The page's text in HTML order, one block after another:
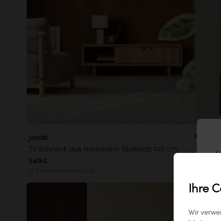
Jonàk
TV Schrank aus massivem Teakholz 140 cm
549€
Ihre
Wir